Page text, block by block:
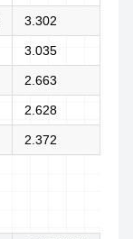
3.302
3.035
2.663
2.628
2.372